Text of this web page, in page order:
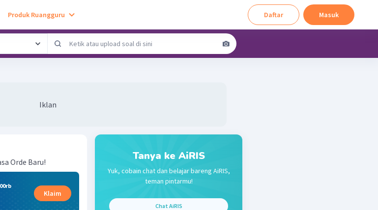
Produk Ruangguru Daftar Masuk
Iklan
Orde Baru!
Klaim
Tanya ke AiRIS
Yuk, cobain chat dan belajar bareng AiRIS,
teman pintarmu!
Chat AiRIS